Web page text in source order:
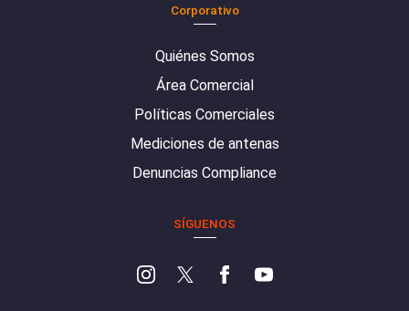
Corporativo
Quiénes Somos
Área Comercial
Políticas Comerciales
Mediciones de antenas
Denuncias Compliance
SÍGUENOS